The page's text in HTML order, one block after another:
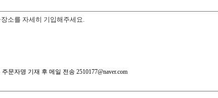
소를 자세히 기입해주세요.
문자명 기재 후 메일 전송 2510177@naver.com